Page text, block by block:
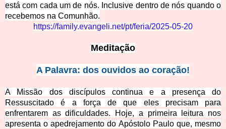
está com cada um de nós. Inclusive dentro de nós quando o
recebemos na Comunhão.
https://family.evangeli.net/pt/feria/2025-05-20
Meditação
A Palavra: dos ouvidos ao coração!
A Missão dos discípulos continua e a presença do
Ressuscitado é a força de que eles precisam para
enfrentarem as dificuldades. Hoje, a primeira leitura nos
apresenta o apedrejamento do Apóstolo Paulo que, mesmo